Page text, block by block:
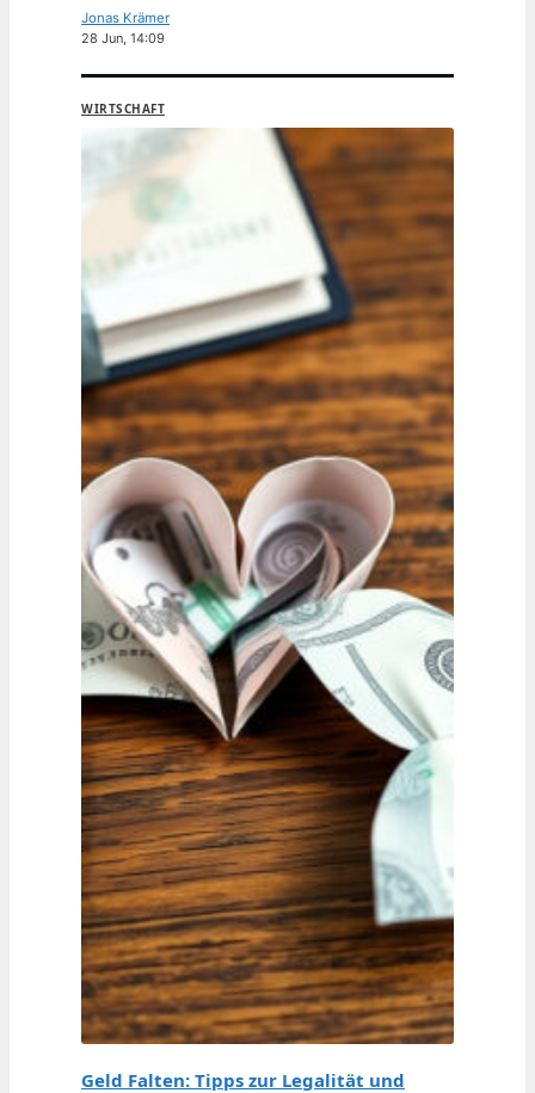
Jonas Krämer
28 Jun, 14:09
WIRTSCHAFT
Geld Falten: Tipps zur Legalität und